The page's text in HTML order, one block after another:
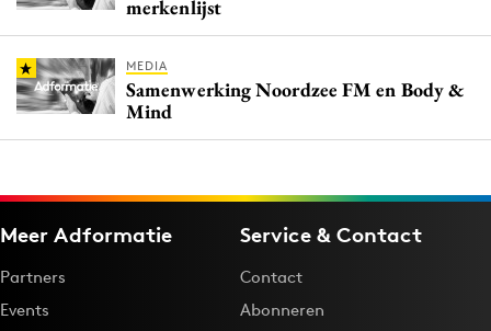
merkenlijst
MEDIA
Samenwerking Noordzee FM en Body &
Mind
Meer Adformatie
Partners
Events
Service & Contact
Contact
Abonneren